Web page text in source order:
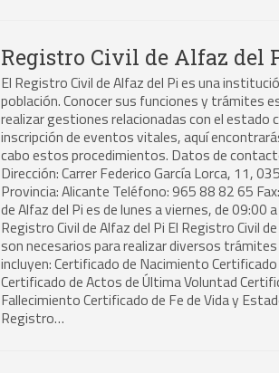
Registro Civil de Alfaz del
El Registro Civil de Alfaz del Pi es una
población. Conocer sus funciones y trámites
realizar gestiones relacionadas con el estado
inscripción de eventos vitales, aquí
cabo estos procedimientos. Datos de
Dirección: Carrer Federico García Lorca, 11,
Provincia: Alicante Teléfono: 965 88 82 65
de Alfaz del Pi es de lunes a viernes, de
Registro Civil de Alfaz del Pi El Registro Civil
son necesarios para realizar diversos
incluyen: Certificado de Nacimiento
Certificado de Actos de Última Voluntad
Fallecimiento Certificado de Fe de Vida y
Registro…